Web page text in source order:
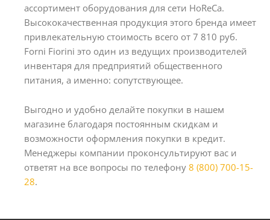
ассортимент оборудования для сети HoReCa.
Высококачественная продукция этого бренда имеет
привлекательную стоимость всего от 7 810 руб.
Forni Fiorini это один из ведущих производителей
инвентаря для предприятий общественного
питания, а именно: сопутствующее.
Выгодно и удобно делайте покупки в нашем
магазине благодаря постоянным скидкам и
возможности оформления покупки в кредит.
Менеджеры компании проконсультируют вас и
ответят на все вопросы по телефону 8 (800) 700-15-
28.